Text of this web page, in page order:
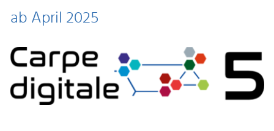
ab April 2025